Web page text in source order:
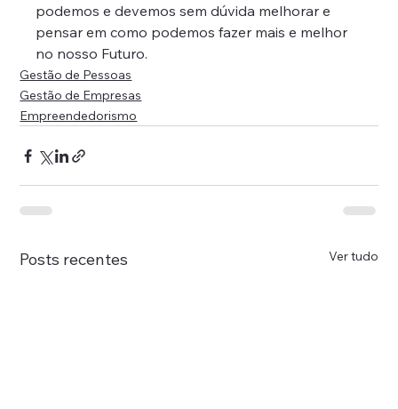
podemos e devemos sem dúvida melhorar e
pensar em como podemos fazer mais e melhor
no nosso Futuro.
Gestão de Pessoas
Gestão de Empresas
Empreendedorismo
Posts recentes Ver tudo